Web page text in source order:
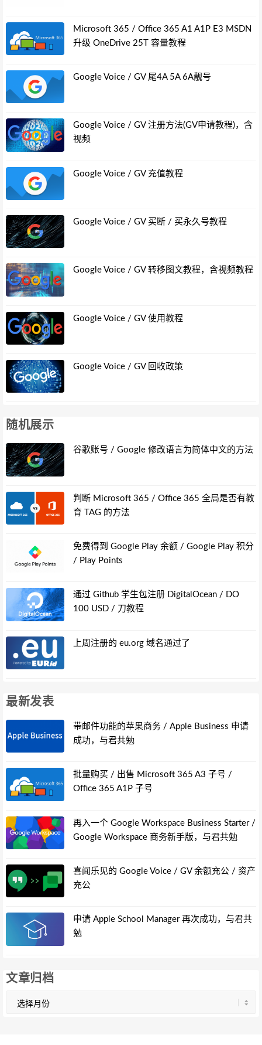
Microsoft 365 / Office 365 A1 A1P E3 MSDN
升级 OneDrive 25T 容量教程
Google Voice / GV 尾4A 5A 6A靓号
Google Voice / GV 注册方法(GV申请教程)，含
视频
Google Voice / GV 充值教程
Google Voice / GV 买断 / 买永久号教程
Google Voice / GV 转移图文教程，含视频教程
Google Voice / GV 使用教程
Google Voice / GV 回收政策
随机展示
谷歌账号 / Google 修改语言为简体中文的方法
判断 Microsoft 365 / Office 365 全局是否有教
育 TAG 的方法
免费得到 Google Play 余额 / Google Play 积分
/ Play Points
通过 Github 学生包注册 DigitalOcean / DO
100 USD / 刀教程
上周注册的 eu.org 域名通过了
最新发表
带邮件功能的苹果商务 / Apple Business 申请
成功，与君共勉
批量购买 / 出售 Microsoft 365 A3 子号 /
Office 365 A1P 子号
再入一个 Google Workspace Business Starter /
Google Workspace 商务新手版，与君共勉
喜闻乐见的 Google Voice / GV 余额充公 / 资产
充公
申请 Apple School Manager 再次成功，与君共
勉
文章归档